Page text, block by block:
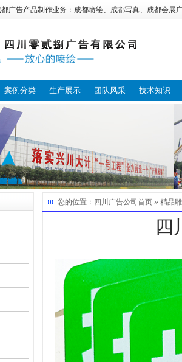
都广告产品制作业务： 成都喷绘、 成都写真、 成都会展
案例分类 生产展示 团队风采 技术知识
您的位置： 四川广告公司 首页 » 精品
四